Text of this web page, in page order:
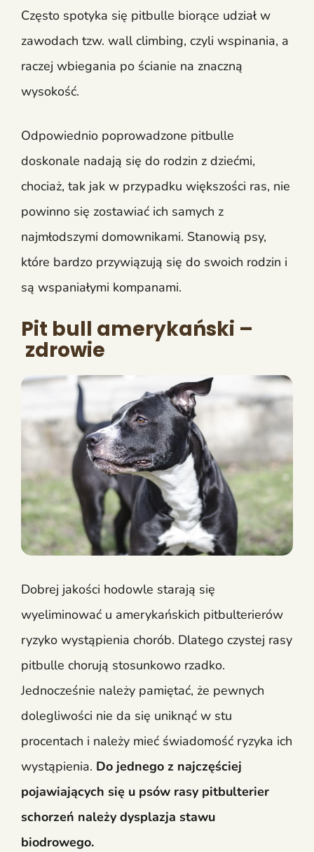
Często spotyka się pitbulle biorące udział w
zawodach tzw. wall climbing, czyli wspinania, a
raczej wbiegania po ścianie na znaczną
wysokość.
Odpowiednio poprowadzone pitbulle
doskonale nadają się do rodzin z dziećmi,
chociaż, tak jak w przypadku większości ras, nie
powinno się zostawiać ich samych z
najmłodszymi domownikami. Stanowią psy,
które bardzo przywiązują się do swoich rodzin i
są wspaniałymi kompanami.
Pit bull amerykański –
zdrowie
Dobrej jakości hodowle starają się
wyeliminować u amerykańskich pitbulterierów
ryzyko wystąpienia chorób. Dlatego czystej rasy
pitbulle chorują stosunkowo rzadko.
Jednocześnie należy pamiętać, że pewnych
dolegliwości nie da się uniknąć w stu
procentach i należy mieć świadomość ryzyka ich
wystąpienia. Do jednego z najczęściej
pojawiających się u psów rasy pitbulterier
schorzeń należy dysplazja stawu
biodrowego.